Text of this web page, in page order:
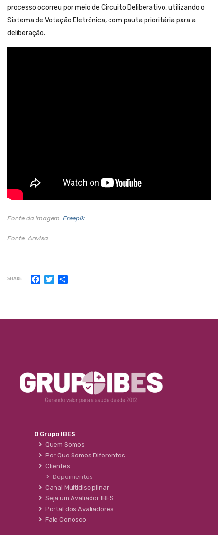
processo ocorreu por meio de Circuito Deliberativo, utilizando o
Sistema de Votação Eletrônica, com pauta prioritária para a
deliberação.
Fonte da imagem: Freepik
Fonte: Anvisa
SHARE Facebook
Twitter
O Grupo IBES
Quem Somos
Por Que Somos Diferentes
Clientes
Depoimentos
Canal Multidisciplinar
Seja um Avaliador IBES
Portal dos Avaliadores
Fale Conosco